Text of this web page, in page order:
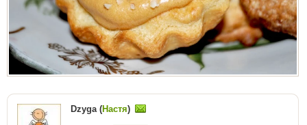
Dzyga (Настя)